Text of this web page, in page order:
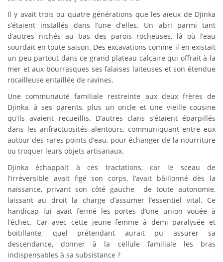
Il y avait trois ou quatre générations que les aïeux de Djinka
s’étaient installés dans l’une d’elles. Un abri parmi tant
d’autres nichés au bas des parois rocheuses, là où l’eau
sourdait en toute saison. Des excavations comme il en existait
un peu partout dans ce grand plateau calcaire qui offrait à la
mer et aux bourrasques ses falaises laiteuses et son étendue
rocailleuse entaillée de ravines.
Une communauté familiale restreinte aux deux frères de
Djinka, à ses parents, plus un oncle et une vieille cousine
qu’ils avaient recueillis. D’autres clans s’étaient éparpillés
dans les anfractuosités alentours, communiquant entre eux
autour des rares points d’eau, pour échanger de la nourriture
ou troquer leurs objets artisanaux.
Djinka échappait à ces tractations, car le sceau de
l’irréversible avait figé son corps, l’avait bâillonné dès la
naissance, privant son côté gauche
de toute autonomie,
laissant au droit la charge d’assumer l’essentiel vital. Ce
handicap lui avait fermé les portes d’une union vouée à
l’échec. Car avec cette jeune femme à demi paralysée et
boitillante, quel prétendant aurait pu assurer sa
descendance, donner à la cellule familiale les bras
indispensables à sa subsistance ?